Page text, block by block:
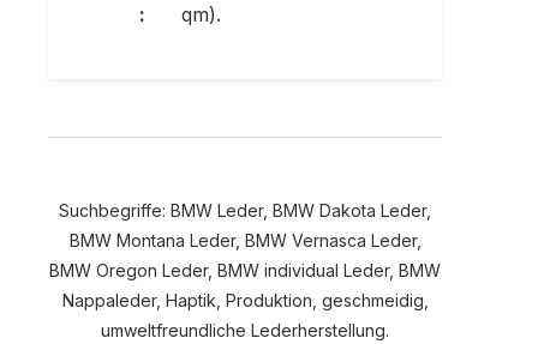
:
qm).
Suchbegriffe: BMW Leder, BMW Dakota Leder,
BMW Montana Leder, BMW Vernasca Leder,
BMW Oregon Leder, BMW individual Leder, BMW
Nappaleder, Haptik, Produktion, geschmeidig,
umweltfreundliche Lederherstellung.